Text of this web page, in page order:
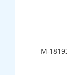
М-